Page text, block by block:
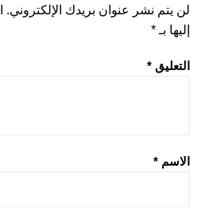
لن يتم نشر عنوان بريدك الإلكتروني.
إليها بـ *
التعليق *
الاسم *